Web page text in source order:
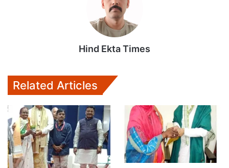
Hind Ekta Times
Related Articles